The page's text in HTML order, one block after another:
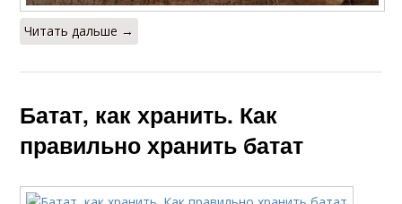
Читать дальше →
Батат, как хранить. Как
правильно хранить батат